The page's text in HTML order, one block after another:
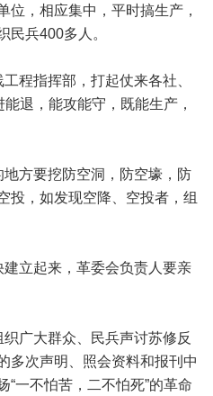
位，相应集中，平时搞生产，
民兵400多人。
程指挥部，打起仗来各社、
退，能攻能守，既能生产，
方要挖防空洞，防空壕，防
投，如发现空降、空投者，组
立起来，革委会负责人要亲
广大群众、民兵声讨苏修反
多次声明、照会资料和报刊中
“一不怕苦，二不怕死”的革命